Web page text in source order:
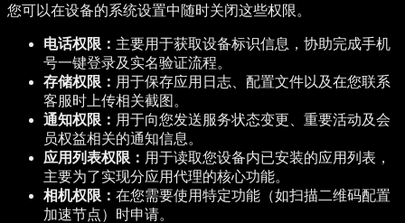
您可以在设备的系统设置中随时关闭这些权限。
电话权限： 主要用于获取设备标识信息，协助完成手机
号一键登录及实名验证流程。
存储权限： 用于保存应用日志、配置文件以及在您联系
客服时上传相关截图。
通知权限： 用于向您发送服务状态变更、重要活动及会
员权益相关的通知信息。
应用列表权限： 用于读取您设备内已安装的应用列表，
主要为了实现分应用代理的核心功能。
相机权限： 在您需要使用特定功能（如扫描二维码配置
加速节点）时申请。